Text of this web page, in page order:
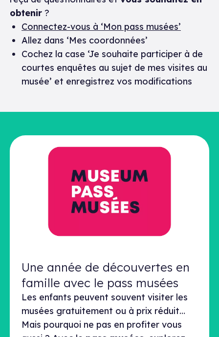
obtenir ?
Connectez-vous à ‘Mon pass musées’
Allez dans ‘Mes coordonnées’
Cochez la case ‘Je souhaite participer à de
courtes enquêtes au sujet de mes visites au
musée’ et enregistrez vos modifications
Une année de découvertes en
famille avec le pass musées
Les enfants peuvent souvent visiter les
musées gratuitement ou à prix réduit…
Mais pourquoi ne pas en profiter vous